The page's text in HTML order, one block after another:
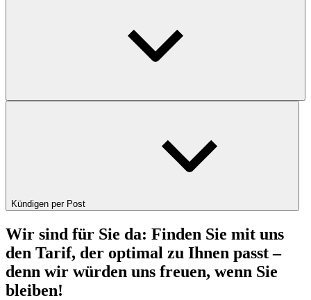
Kündigen per Post
Wir sind für Sie da: Finden Sie mit uns
den Tarif, der optimal zu Ihnen passt –
denn wir würden uns freuen, wenn Sie
bleiben!